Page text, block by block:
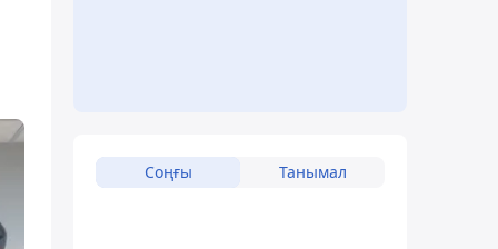
Соңғы Танымал